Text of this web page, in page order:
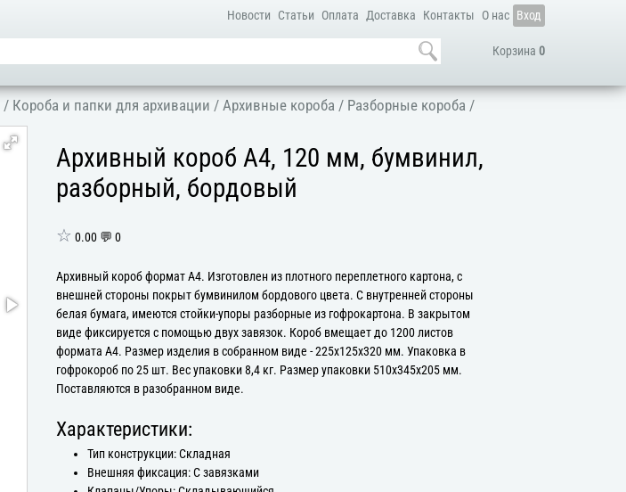
Новости Статьи Оплата Доставка Контакты О нас Вход
Корзина 0
/ Короба и папки для архивации /Архивные короба / Разборные короба /
Архивный короб А4, 120 мм, бумвинил,
разборный, бордовый
☆ 0.00 💬 0
Архивный короб формат А4. Изготовлен из плотного переплетного картона, с
внешней стороны покрыт бумвинилом бордового цвета. С внутренней стороны
белая бумага, имеются стойки-упоры разборные из гофрокартона. В закрытом
виде фиксируется с помощью двух завязок. Короб вмещает до 1200 листов
формата А4. Размер изделия в собранном виде - 225х125х320 мм. Упаковка в
гофрокороб по 25 шт. Вес упаковки 8,4 кг. Размер упаковки 510х345х205 мм.
Поставляются в разобранном виде.
Характеристики:
Тип конструкции: Складная
Внешняя фиксация: С завязками